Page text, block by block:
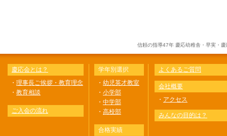
信頼の指導47年 慶応幼稚舎・早実・
慶応会とは？
・ 理事長ご挨拶・教育理念
・ 教育相談
ご入会の流れ
学年別選択
・ 幼児英才教室
・ 小学部
・ 中学部
・ 高校部
合格実績
よくあるご質問
会社概要
・ アクセス
みんなの目的は？